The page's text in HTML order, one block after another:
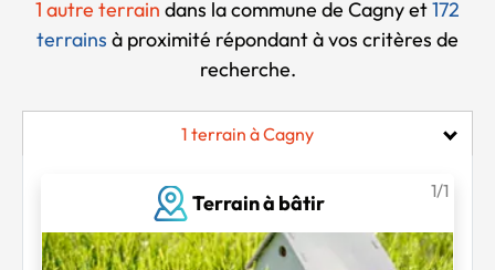
1 autre terrain dans la commune de Cagny et172
terrains à proximité répondant à vos critères de
recherche.
1 terrain à Cagny
Terrain à bâtir
1/1